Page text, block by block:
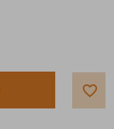
favorite_border